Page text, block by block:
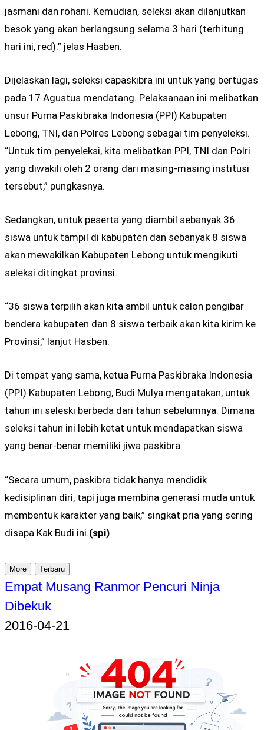
jasmani dan rohani. Kemudian, seleksi akan dilanjutkan
besok yang akan berlangsung selama 3 hari (terhitung
hari ini, red).” jelas Hasben.
Dijelaskan lagi, seleksi capaskibra ini untuk yang bertugas
pada 17 Agustus mendatang. Pelaksanaan ini melibatkan
unsur Purna Paskibraka Indonesia (PPI) Kabupaten
Lebong, TNI, dan Polres Lebong sebagai tim penyeleksi.
“Untuk tim penyeleksi, kita melibatkan PPI, TNI dan Polri
yang diwakili oleh 2 orang dari masing-masing institusi
tersebut,” pungkasnya.
Sedangkan, untuk peserta yang diambil sebanyak 36
siswa untuk tampil di kabupaten dan sebanyak 8 siswa
akan mewakilkan Kabupaten Lebong untuk mengikuti
seleksi ditingkat provinsi.
“36 siswa terpilih akan kita ambil untuk calon pengibar
bendera kabupaten dan 8 siswa terbaik akan kita kirim ke
Provinsi,” lanjut Hasben.
Di tempat yang sama, ketua Purna Paskibraka Indonesia
(PPI) Kabupaten Lebong, Budi Mulya mengatakan, untuk
tahun ini seleski berbeda dari tahun sebelumnya. Dimana
seleksi tahun ini lebih ketat untuk mendapatkan siswa
yang benar-benar memiliki jiwa paskibra.
“Secara umum, paskibra tidak hanya mendidik
kedisiplinan diri, tapi juga membina generasi muda untuk
membentuk karakter yang baik,” singkat pria yang sering
disapa Kak Budi ini.(spi)
More Terbaru
Empat Musang Ranmor Pencuri Ninja
Dibekuk
2016-04-21